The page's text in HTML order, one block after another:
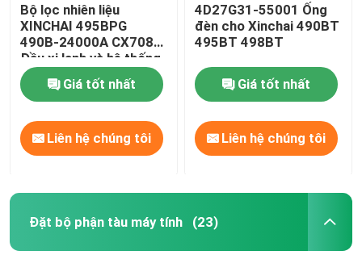
Bộ lọc nhiên liệu
XINCHAI 495BPG
490B-24000A CX7085
Đầu xi lanh và hệ thống
van
Giá tốt nhất
Liên hệ chúng tôi
4D27G31-55001 Ống
đèn cho Xinchai 490BT
495BT 498BT
Giá tốt nhất
Liên hệ chúng tôi
Đặt bộ phận tàu máy tính (23)